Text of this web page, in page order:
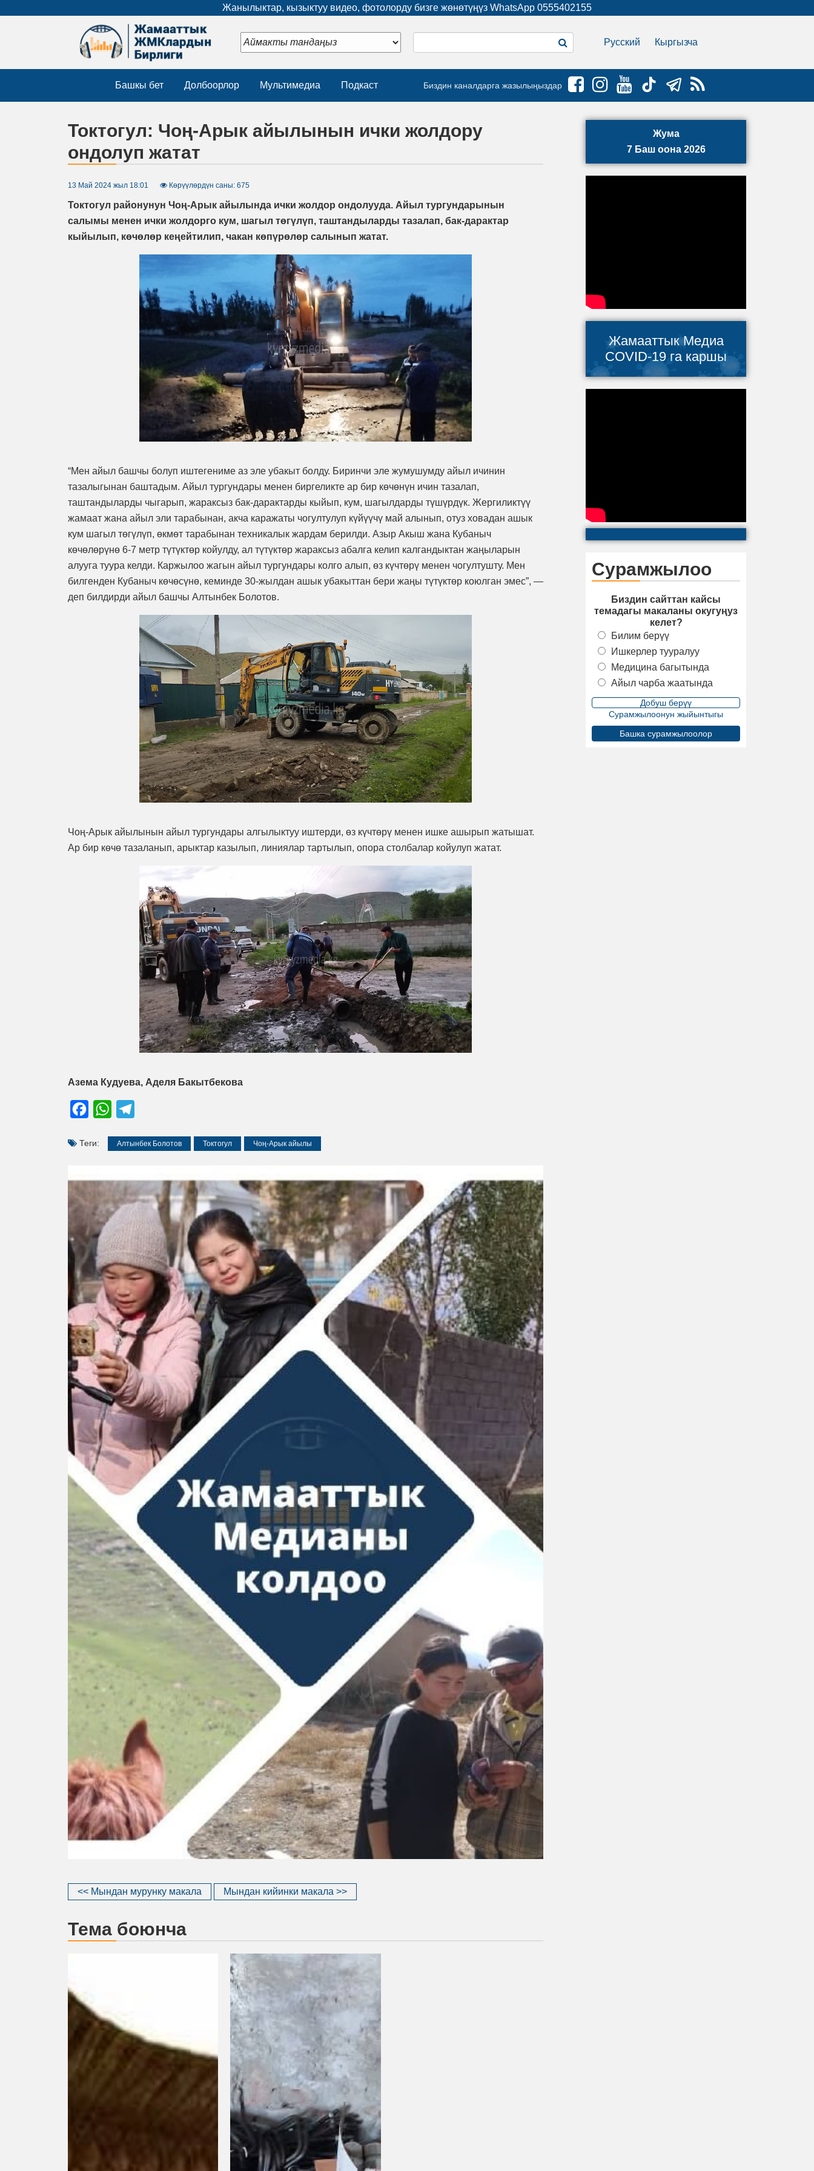
Жанылыктар, кызыктуу видео, фотолорду бизге жөнөтүңүз WhatsApp 0555402155
Русский Кыргызча
Башкы бет Долбоорлор Мультимедиа Подкаст Биздин каналдарга жазылыңыздар
Токтогул: Чоң-Арык айылынын ички жолдору
ондолуп жатат
13 Май 2024 жыл 18:01 Көрүүлөрдүн саны: 675
Токтогул районунун Чоң-Арык айылында ички жолдор ондолууда. Айыл тургундарынын
салымы менен ички жолдорго кум, шагыл төгүлүп, таштандыларды тазалап, бак-дарактар
кыйылып, көчөлөр кеңейтилип, чакан көпүрөлөр салынып жатат.
“Мен айыл башчы болуп иштегениме аз эле убакыт болду. Биринчи эле жумушумду айыл ичинин
тазалыгынан баштадым. Айыл тургундары менен биргеликте ар бир көчөнүн ичин тазалап,
таштандыларды чыгарып, жараксыз бак-дарактарды кыйып, кум, шагылдарды түшүрдүк. Жергиликтүү
жамаат жана айыл эли тарабынан, акча каражаты чогултулуп күйүүчү май алынып, отуз ховадан ашык
кум шагыл төгүлүп, өкмөт тарабынан техникалык жардам берилди. Азыр Акыш жана Кубаныч
көчөлөрүнө 6-7 метр түтүктөр койулду, ал түтүктөр жараксыз абалга келип калгандыктан жаңыларын
алууга туура келди. Каржылоо жагын айыл тургундары колго алып, өз күчтөрү менен чогултушту. Мен
билгенден Кубаныч көчөсүнө, кеминде 30-жылдан ашык убакыттан бери жаңы түтүктөр коюлган эмес”, —
деп билдирди айыл башчы Алтынбек Болотов.
Чоң-Арык айылынын айыл тургундары алгылыктуу иштерди, өз күчтөрү менен ишке ашырып жатышат.
Ар бир көчө тазаланып, арыктар казылып, линиялар тартылып, опора столбалар койулуп жатат.
Азема Кудуева, Аделя Бакытбекова
FacebookWhatsApp
Теги: Алтынбек Болотов Токтогул Чоң-Арык айылы
<< Мындан мурунку макала Мындан кийинки макала >>
Тема боюнча
Жума
7 Баш оона 2026
Жамааттык Медиа
COVID-19 га каршы
Сурамжылоо
Биздин сайттан кайсы
темадагы макаланы окугуңуз
келет?
Билим берүү
Ишкерлер тууралуу
Медицина багытында
Айыл чарба жаатында
Сурамжылоонун жыйынтыгы
Башка сурамжылоолор